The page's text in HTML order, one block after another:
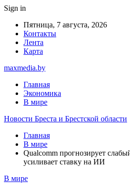
Sign in
Пятница, 7 августа, 2026
Контакты
Лента
Карта
maxmedia.by
Главная
Экономика
В мире
Новости Бреста и Брестской области
Главная
В мире
Qualcomm прогнозирует
усиливает ставку на ИИ
В мире